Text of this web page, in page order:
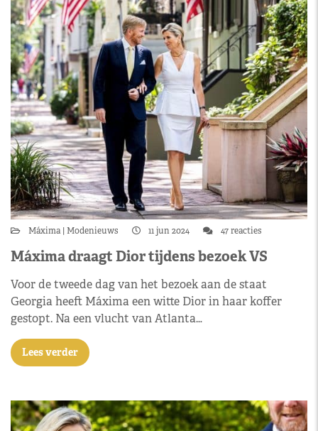
Máxima Modenieuws 11 jun 2024 47 reacties
Máxima draagt Dior tijdens bezoek VS
Voor de tweede dag van het bezoek aan de staat
Georgia heeft Máxima een witte Dior in haar koffer
gestopt. Na een vlucht van Atlanta…
Lees verder